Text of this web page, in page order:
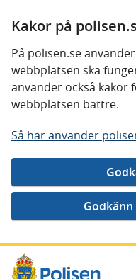
Kakor på
På polisen.se
webbplatsen ska
använder också kakor
webbplatsen bättre.
Så här använder
Gå direkt till innehåll